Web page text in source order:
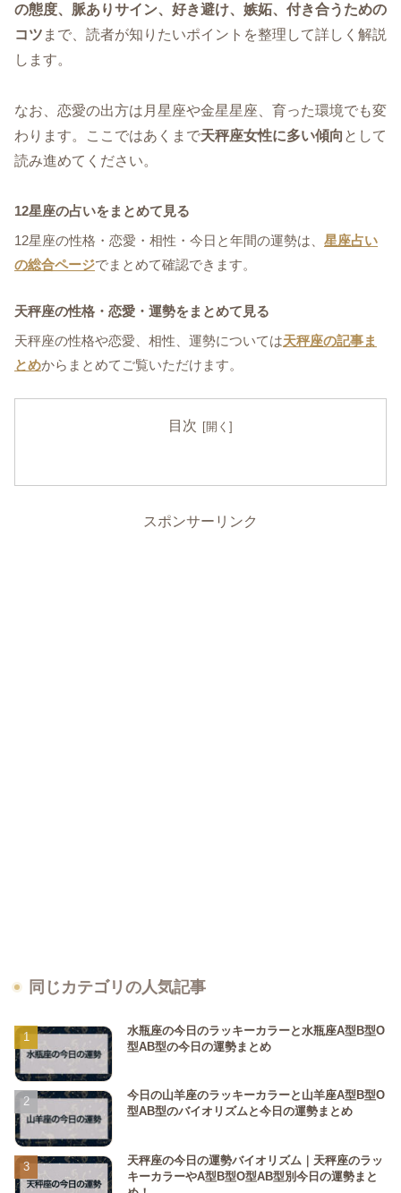
の態度、脈ありサイン、好き避け、嫉妬、付き合うための
コツ まで、読者が知りたいポイントを整理して詳しく解説
します。
なお、恋愛の出方は月星座や金星星座、育った環境でも変
わります。ここではあくまで天秤座女性に多い傾向 として
読み進めてください。
12星座の占いをまとめて見る
12星座の性格・恋愛・相性・今日と年間の運勢は、 星座占い
の総合ページでまとめて確認できます。
天秤座の性格・恋愛・運勢をまとめて見る
天秤座の性格や恋愛、相性、運勢については天秤座の記事ま
とめからまとめてご覧いただけます。
目次
スポンサーリンク
同じカテゴリの人気記事
水瓶座の今日のラッキーカラーと水瓶座A型B型O
型AB型の今日の運勢まとめ
今日の山羊座のラッキーカラーと山羊座A型B型O
型AB型のバイオリズムと今日の運勢まとめ
天秤座の今日の運勢バイオリズム｜天秤座のラッ
キーカラーやA型B型O型AB型別今日の運勢まと